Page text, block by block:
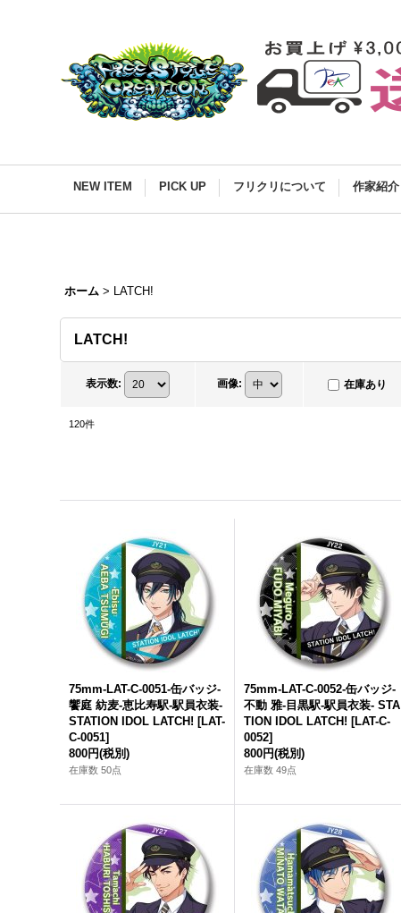
NEW ITEM PICK UP フリクリについて 作家紹介
ホーム > LATCH!
LATCH!
表示数: 画像: 在庫あり
120件
75mm-LAT-C-0051-缶バッジ-
饗庭 紡麦-恵比寿駅-駅員衣装-
STATION IDOL LATCH! [LAT-
C-0051]
800円(税別)
在庫数 50点
75mm-LAT-C-0052-缶バッジ-
不動 雅-目黒駅-駅員衣装- STA
TION IDOL LATCH! [LAT-C-
0052]
800円(税別)
在庫数 49点